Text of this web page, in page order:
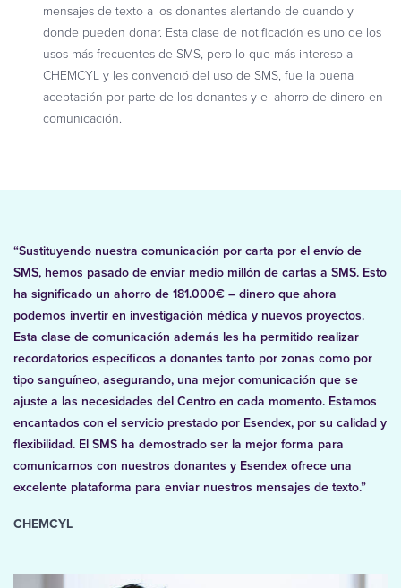
mensajes de texto a los donantes alertando de cuando y
donde pueden donar. Esta clase de notificación es uno de los
usos más frecuentes de SMS, pero lo que más intereso a
CHEMCYL y les convenció del uso de SMS, fue la buena
aceptación por parte de los donantes y el ahorro de dinero en
comunicación.
“Sustituyendo nuestra comunicación por carta por el envío de
SMS, hemos pasado de enviar medio millón de cartas a SMS. Esto
ha significado un ahorro de 181.000€ – dinero que ahora
podemos invertir en investigación médica y nuevos proyectos.
Esta clase de comunicación además les ha permitido realizar
recordatorios específicos a donantes tanto por zonas como por
tipo sanguíneo, asegurando, una mejor comunicación que se
ajuste a las necesidades del Centro en cada momento. Estamos
encantados con el servicio prestado por Esendex, por su calidad y
flexibilidad. El SMS ha demostrado ser la mejor forma para
comunicarnos con nuestros donantes y Esendex ofrece una
excelente plataforma para enviar nuestros mensajes de texto.”
CHEMCYL